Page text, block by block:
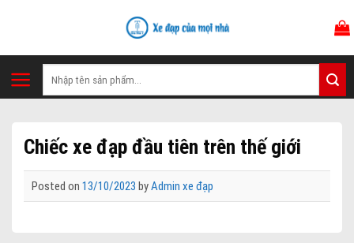
Tìm
kiếm:
Chiếc xe đạp đầu tiên trên thế giới
Posted on 13/10/2023 byAdmin xe đạp